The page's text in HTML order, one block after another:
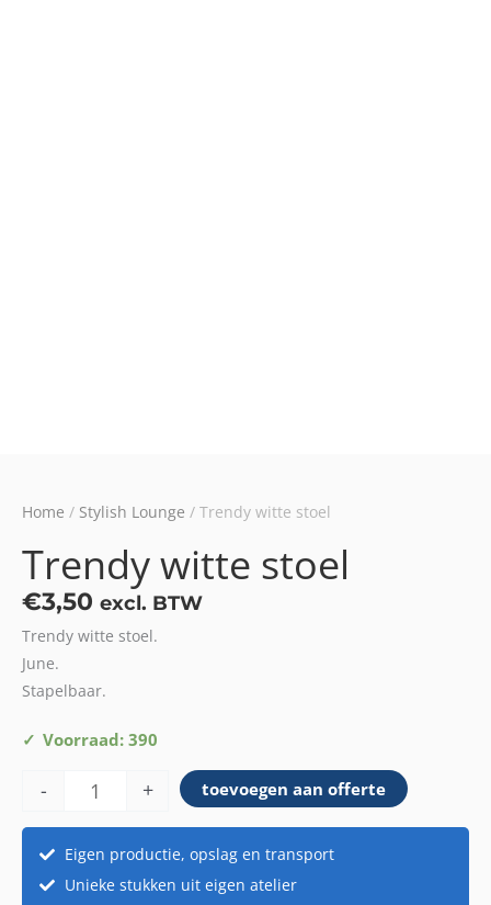
Home / Stylish Lounge / Trendy witte stoel
Trendy witte stoel
€3,50 excl. BTW
Trendy witte stoel.
June.
Stapelbaar.
Voorraad: 390
-
Trendy
stoel
+ toevoegen aan offerte
Eigen productie, opslag en transport
Unieke stukken uit eigen atelier